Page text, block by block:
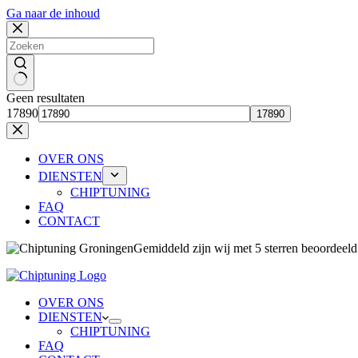
Ga naar de inhoud
Geen resultaten
17890
OVER ONS
DIENSTEN
CHIPTUNING
FAQ
CONTACT
Gemiddeld zijn wij
OVER ONS
DIENSTEN
CHIPTUNING
FAQ